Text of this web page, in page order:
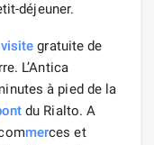
déjeuner.
visite gratuite de
L’Antica
à pied de la
du Rialto. A
merces et